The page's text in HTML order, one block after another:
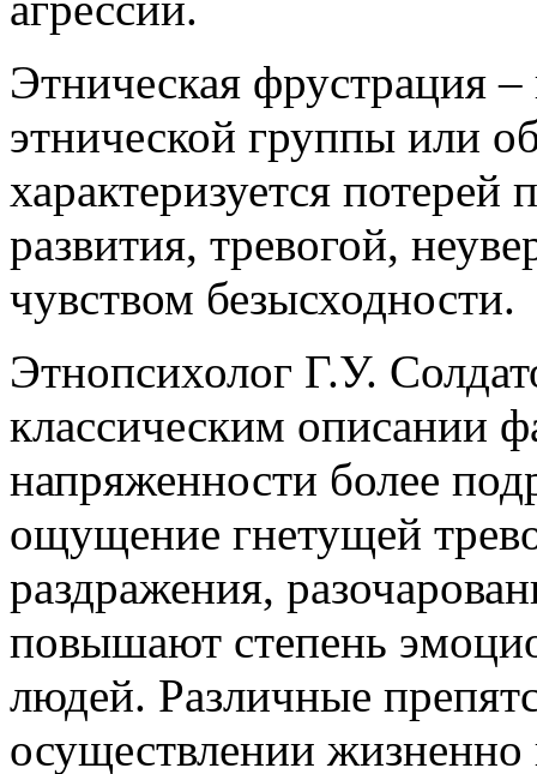
Этническая фрустрация –
этнической группы или
характеризуется потерей
развития, тревогой,
чувством безысходности.
Этнопсихолог Г.У.
классическим описании
напряженности более
ощущение гнетущей
раздражения,
повышают степень
людей. Различные
осуществлении